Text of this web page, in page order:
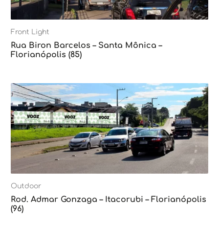
Front Light
Rua Biron Barcelos – Santa Mônica –
Florianópolis (85)
Outdoor
Rod. Admar Gonzaga – Itacorubi – Florianópolis
(96)